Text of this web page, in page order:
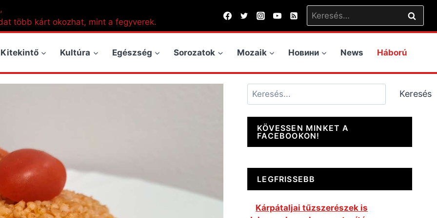
több kárt okozhat, mint a fegyverek.
Keresés:
Kitekintő Kultúra Egészség Sorozatok Mozaik Новини News Háború
Keresés Keresés
KÖVESSEN MINKET A
FACEBOOKON!
LEGFRISSEBB
Kárpátaljai tűzszerészek is